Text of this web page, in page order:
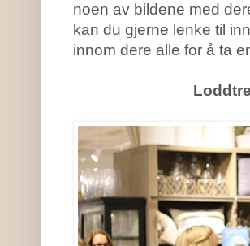
noen av bildene med
kan du gjerne lenke til
innom dere alle for å ta